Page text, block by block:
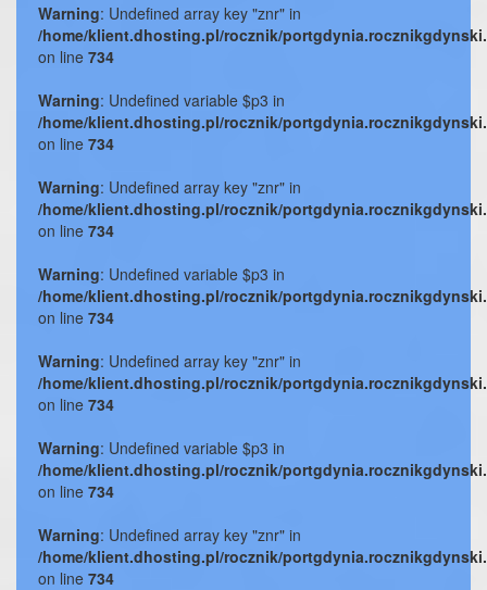
Warning: Undefined array key "znr" in
/home/klient.dhosting.pl/rocznik/
on line 734
Warning: Undefined variable $p3 in
/home/klient.dhosting.pl/rocznik/
on line 734
Warning: Undefined array key "znr" in
/home/klient.dhosting.pl/rocznik/
on line 734
Warning: Undefined variable $p3 in
/home/klient.dhosting.pl/rocznik/
on line 734
Warning: Undefined array key "znr" in
/home/klient.dhosting.pl/rocznik/
on line 734
Warning: Undefined variable $p3 in
/home/klient.dhosting.pl/rocznik/
on line 734
Warning: Undefined array key "znr" in
/home/klient.dhosting.pl/rocznik/
on line 734